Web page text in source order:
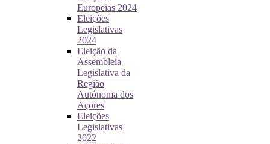
Europeias 2024
Eleições
Legislativas
2024
Eleição da
Assembleia
Legislativa da
Região
Autónoma dos
Açores
Eleições
Legislativas
2022